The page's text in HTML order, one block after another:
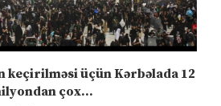
keçirilməsi üçün Kərbəlada 12
çox...